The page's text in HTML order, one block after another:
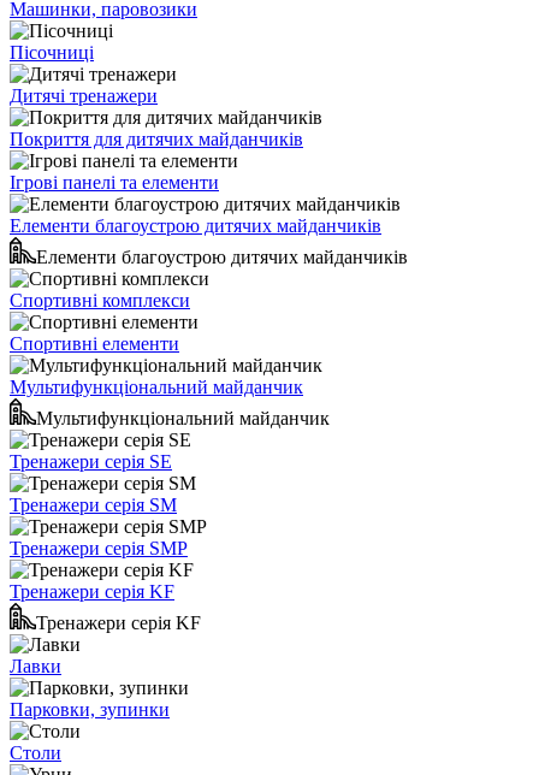
Машинки, паровозики
Пісочниці
Дитячі тренажери
Покриття для дитячих майданчиків
Ігрові панелі та елементи
Елементи благоустрою дитячих майданчиків
Елементи благоустрою дитячих майданчиків
Спортивні комплекси
Спортивні елементи
Мультифункціональний майданчик
Мультифункціональний майданчик
Тренажери серія SE
Тренажери серія SM
Тренажери серія SMP
Тренажери серія KF
Тренажери серія KF
Лавки
Парковки, зупинки
Столи